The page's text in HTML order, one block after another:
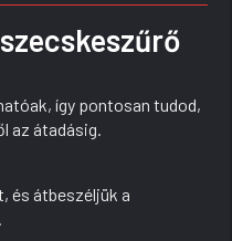
így pontosan tudod,
az átadásig.
és átbeszéljük a